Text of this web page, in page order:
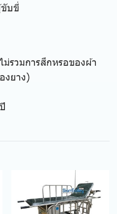
บขี่
ม่รวมการสึกหรอของผ้า
งยาง)